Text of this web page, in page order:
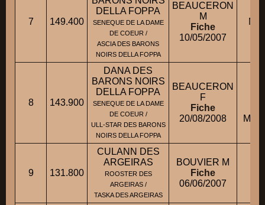
7 149.400
DELLA FOPPA
SENEQUE DE LA DAME
DE COEUR /
ASCIA DES BARONS
NOIRS DELLA FOPPA
BEAUCERON
M
Fiche
10/05/2007
M.
8 143.900
DANA DES
BARONS NOIRS
DELLA FOPPA
SENEQUE DE LA DAME
DE COEUR /
ULL-STAR DES BARONS
NOIRS DELLA FOPPA
BEAUCERON
F
Fiche
20/08/2008
M.
9 131.800
CULANN DES
ARGEIRAS
ROOSTER DES
ARGEIRAS /
TASKA DES ARGEIRAS
BOUVIER M
Fiche
06/06/2007